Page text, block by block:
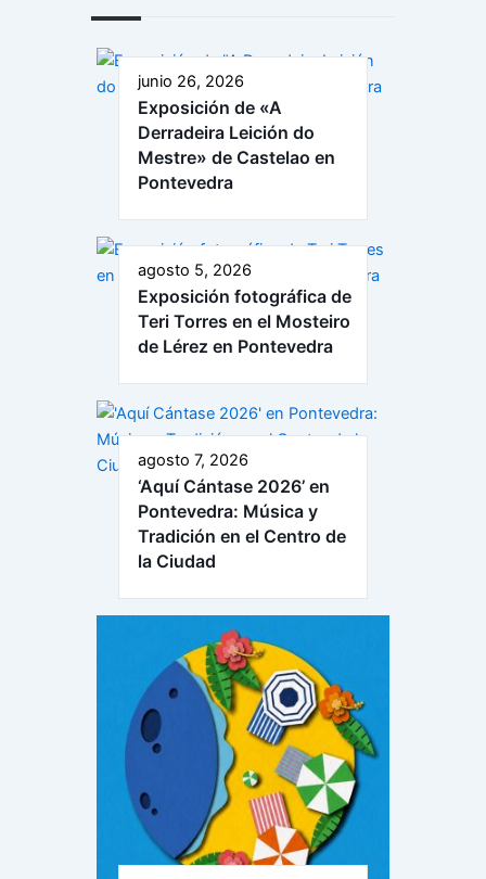
junio 26, 2026
Exposición de «A
Derradeira Leición do
Mestre» de Castelao en
Pontevedra
agosto 5, 2026
Exposición fotográfica de
Teri Torres en el Mosteiro
de Lérez en Pontevedra
agosto 7, 2026
‘Aquí Cántase 2026’ en
Pontevedra: Música y
Tradición en el Centro de
la Ciudad